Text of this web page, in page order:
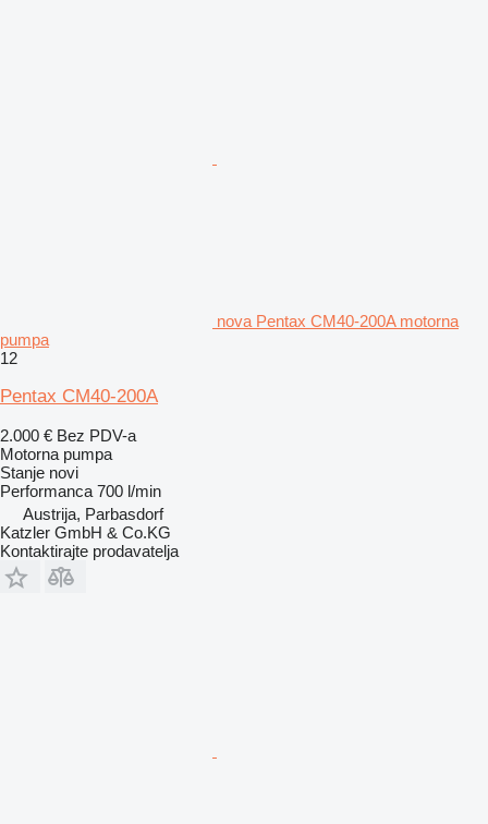
nova Pentax CM40-200A motorna
pumpa
12
Pentax CM40-200A
2.000 € Bez PDV-a
Motorna pumpa
Stanje novi
Performanca 700 l/min
Austrija, Parbasdorf
Katzler GmbH & Co.KG
Kontaktirajte prodavatelja